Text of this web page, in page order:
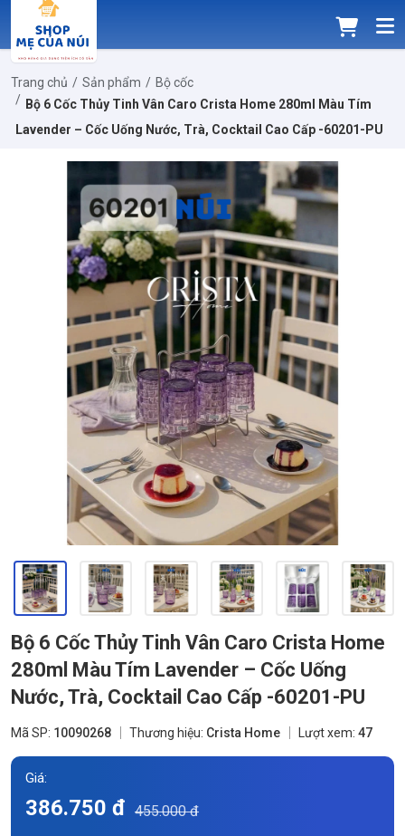
Trang chủ Sản phẩm
Bộ cốc
Bộ 6 Cốc Thủy Tinh Vân Caro Crista Home 280ml Màu Tím
Lavender – Cốc Uống Nước, Trà, Cocktail Cao Cấp -60201-PU
Bộ 6 Cốc Thủy Tinh Vân Caro Crista Home
280ml Màu Tím Lavender – Cốc Uống
Nước, Trà, Cocktail Cao Cấp -60201-PU
Mã SP: 10090268 Thương hiệu: Crista Home Lượt xem: 47
Giá:
386.750 đ 455.000 đ